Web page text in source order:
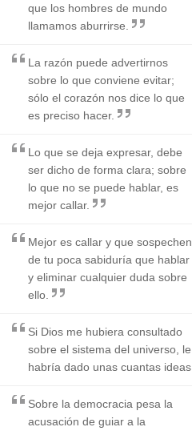
que los hombres de mundo
llamamos aburrirse.
La razón puede advertirnos
sobre lo que conviene evitar;
sólo el corazón nos dice lo que
es preciso hacer.
Lo que se deja expresar, debe
ser dicho de forma clara; sobre
lo que no se puede hablar, es
mejor callar.
Mejor es callar y que sospechen
de tu poca sabiduría que hablar
y eliminar cualquier duda sobre
ello.
Si Dios me hubiera consultado
sobre el sistema del universo, le
habría dado unas cuantas ideas.
Sobre la democracia pesa la
acusación de guiar a la